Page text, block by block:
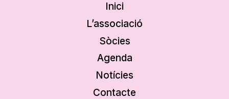
Inici
L’associació
Sòcies
Agenda
Notícies
Contacte